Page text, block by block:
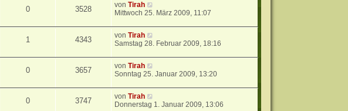
0 3528 vonTirah
Mittwoch 25. März 2009, 11:07
1 4343 vonTirah
Samstag 28. Februar 2009, 18:16
0 3657 vonTirah
Sonntag 25. Januar 2009, 13:20
0 3747 vonTirah
Donnerstag 1. Januar 2009, 13:06